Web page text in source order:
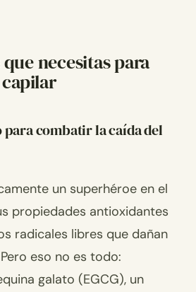
necesitas para
combatir la caída del
un superhéroe en el
propiedades antioxidantes
radicales libres que dañan
eso no es todo:
galato (EGCG), un